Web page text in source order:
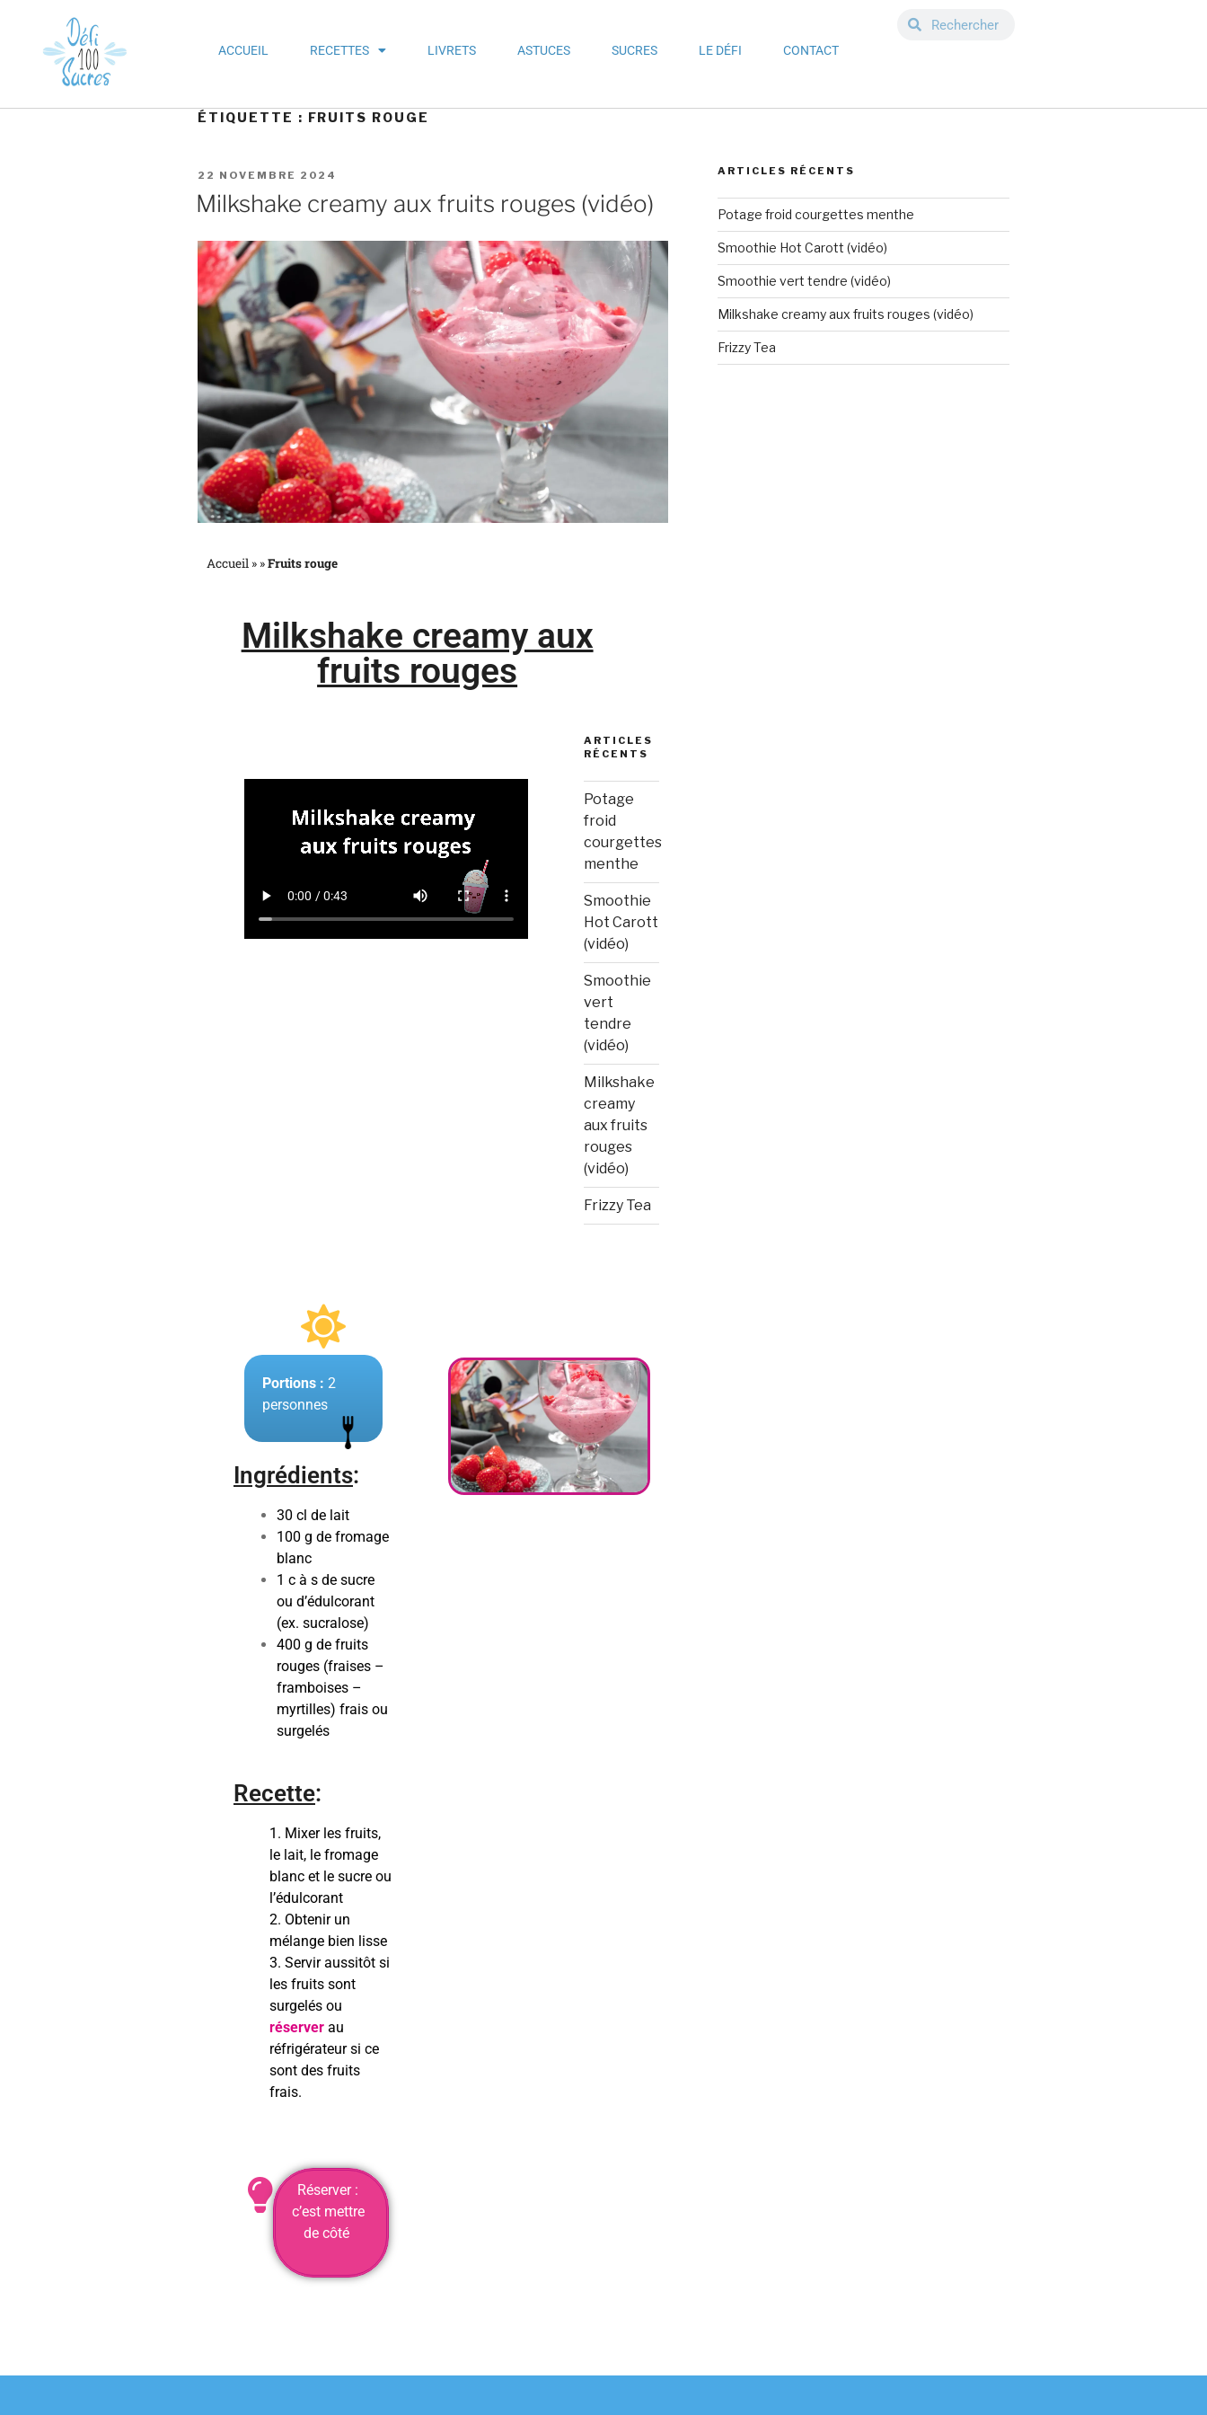
ACCUEIL RECETTES LIVRETS ASTUCES SUCRES LE DÉFI CONTACT
ÉTIQUETTE : FRUITS ROUGE
22 NOVEMBRE 2024
Milkshake creamy aux fruits rouges (vidéo)
Accueil » »Fruits rouge
Milkshake creamy aux
fruits rouges
ARTICLES
RÉCENTS
Potage
froid
courgettes
menthe
Smoothie
Hot Carott
(vidéo)
Smoothie
vert
tendre
(vidéo)
Milkshake
creamy
aux fruits
rouges
(vidéo)
Frizzy Tea
Portions :2
personnes
Ingrédients:
30 cl de lait
100 g de fromage
blanc
1 c à s de sucre
ou d’édulcorant
(ex. sucralose)
400 g de fruits
rouges (fraises –
framboises –
myrtilles) frais ou
surgelés
Recette:
1. Mixer les fruits,
le lait, le fromage
blanc et le sucre ou
l’édulcorant
2. Obtenir un
mélange bien lisse
3. Servir aussitôt si
les fruits sont
surgelés ou
réserver au
réfrigérateur si ce
sont des fruits
frais.
Réserver :
c’est mettre
de côté
ARTICLES RÉCENTS
Potage froid courgettes menthe
Smoothie Hot Carott (vidéo)
Smoothie vert tendre (vidéo)
Milkshake creamy aux fruits rouges (vidéo)
Frizzy Tea